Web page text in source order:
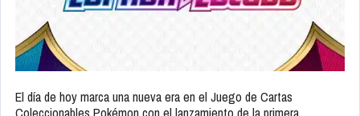
El día de hoy marca una nueva era en el Juego de Cartas